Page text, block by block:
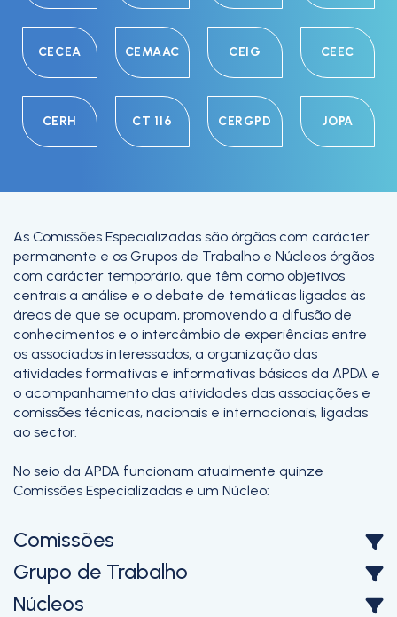
CECEA CEMAAC CEIG CEEC
CERH CT 116 CERGPD JOPA
As Comissões Especializadas são órgãos com carácter
permanente e os Grupos de Trabalho e Núcleos órgãos
com carácter temporário, que têm como objetivos
centrais a análise e o debate de temáticas ligadas às
áreas de que se ocupam, promovendo a difusão de
conhecimentos e o intercâmbio de experiências entre
os associados interessados, a organização das
atividades formativas e informativas básicas da APDA e
o acompanhamento das atividades das associações e
comissões técnicas, nacionais e internacionais, ligadas
ao sector.
No seio da APDA funcionam atualmente quinze
Comissões Especializadas e um Núcleo:
Comissões
Grupo de Trabalho
Núcleos